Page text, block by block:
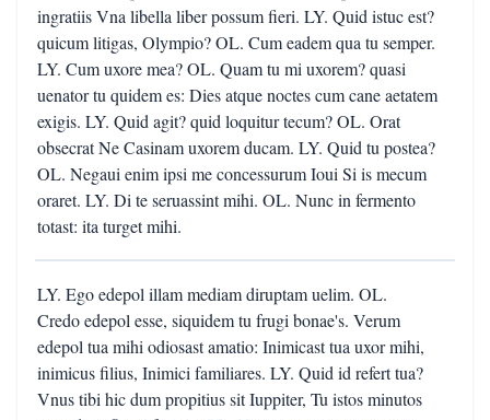
ingratiis Vna libella liber possum fieri. LY. Quid istuc est?
quicum litigas, Olympio? OL. Cum eadem qua tu semper.
LY. Cum uxore mea? OL. Quam tu mi uxorem? quasi
uenator tu quidem es: Dies atque noctes cum cane aetatem
exigis. LY. Quid agit? quid loquitur tecum? OL. Orat
obsecrat Ne Casinam uxorem ducam. LY. Quid tu postea?
OL. Negaui enim ipsi me concessurum Ioui Si is mecum
oraret. LY. Di te seruassint mihi. OL. Nunc in fermento
totast: ita turget mihi.
LY. Ego edepol illam mediam diruptam uelim. OL.
Credo edepol esse, siquidem tu frugi bonae's. Verum
edepol tua mihi odiosast amatio: Inimicast tua uxor mihi,
inimicus filius, Inimici familiares. LY. Quid id refert tua?
Vnus tibi hic dum propitius sit Iuppiter, Tu istos minutos